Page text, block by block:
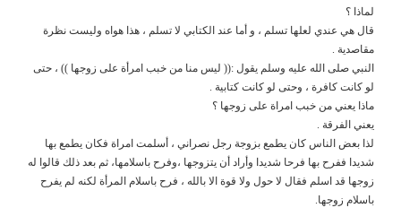
لماذا ؟
قال هي عندي لعلها تسلم ، و أما عند الكتابي لا تسلم ، هذا هواه وليست نظرة
مقاصدية .
النبي صلى الله عليه وسلم يقول :(( ليس منا من خبب امرأة على زوجها )) ، حتى
لو كانت كافرة ، وحتى لو كانت كتابية .
ماذا يعني من خبب امراة على زوجها ؟
يعني الفرقة .
لذا بعض الناس كان يطمع بزوجة رجل نصراني ، أسلمت امراة فكان يطمع بها
شديدا ففرح بها فرحا شديدا وأراد أن يتزوجها ،وفرح باسلامها، ثم بعد ذلك قالوا له
زوجها قد اسلم فقال لا حول ولا قوة الا بالله ، فرح باسلام المرأة لكنه لم يفرح
باسلام زوجها.